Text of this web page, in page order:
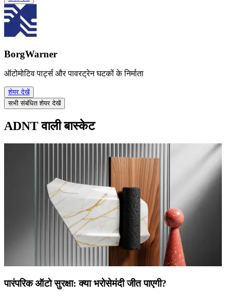
BorgWarner
ऑटोमोटिव पार्ट्स और पावरट्रेन घटकों के निर्माता
शेयर देखें
सभी संबंधित शेयर देखें
ADNT वाली बास्केट
पारंपरिक ऑटो सुरक्षा: क्या भरोसेमंदी जीत पाएगी?